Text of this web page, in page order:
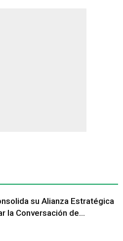
su Alianza Estratégica
la Conversación de...